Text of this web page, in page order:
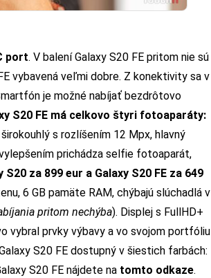
port. V balení Galaxy S20 FE pritom nie sú
vybavená veľmi dobre. Z konektivity sa v
je možné nabíjať bezdrôtovo
S20 FE má celkovo štyri fotoaparáty:
s rozlíšením 12 Mpx, hlavný
prichádza selfie fotoaparát,
za 899 eur a Galaxy S20 FE za 649
6 GB pamäte RAM, chýbajú slúchadlá v
pritom nechýba). Displej s FullHD+
vybral prvky výbavy a vo svojom portfóliu
S20 FE dostupný v šiestich farbách:
S20 FE nájdete na tomto odkaze.